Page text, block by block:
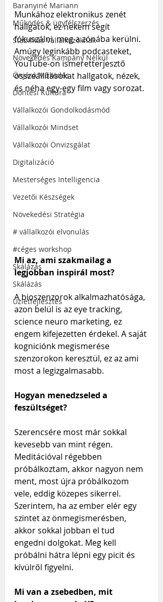
Baranyiné Mariann
Működés & ügyfélszerzés
Stabilitás Vállalkozóknak
Növekedés Kampány Nélkül
Önjáró Működés
Döntési Kultúra
Vállalkozói Gondolkodásmód
Vállalkozói Mindset
Vállalkozói Önvizsgálat
Digitalizáció
Mesterséges Intelligencia
Vezetői Készségek
Növekedési Stratégia
# vállalkozói elvonulás
#céges workshop
Skálázás
Skálázás
Üzletfejlesztés
Munkához elektronikus zenét
hallgatok, ez nekem segít
fókuszálni, meg a zónába kerülni.
Amúgy leginkább podcasteket,
YouTube-on ismeretterjesztő
összeállításokat hallgatok, nézek,
és néha egy-egy film vagy sorozat.
Mi az, ami szakmailag a
legjobban inspirál most?
A bioszenzorok alkalmazhatósága,
azon belül is az eye tracking,
science neuro marketing, ez
engem kifejezetten érdekel. A saját
kogniciónk megismerése
szenzorokon keresztül, ez az ami
most a legizgalmasabb.
Hogyan menedzseled a
feszültséget?
Szerencsére most már sokkal
kevesebb van mint régen.
Meditációval régebben
próbálkoztam, akkor nagyon nem
ment, most újra próbálkozom
vele, eddig közepes sikerrel.
Szerintem, ha az ember elér egy
szintet az önmegismerésben,
akkor sokkal jobban el tud
engedni dolgokat. Meg kell
próbálni hátra lépni egy picit és
kívülről figyelni.
Mi van a zsebedben, mit